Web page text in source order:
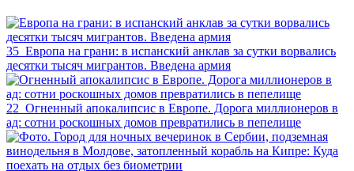
35 Европа на грани: в испанский анклав за сутки ворвались
десятки тысяч мигрантов. Введена армия
22 Огненный апокалипсис в Европе. Дорога миллионеров в
ад: сотни роскошных домов превратились в пепелище